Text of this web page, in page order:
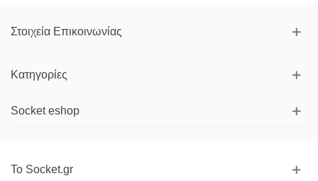
Στοιχεία Επικοινωνίας
Κατηγορίες
Socket eshop
Το Socket.gr